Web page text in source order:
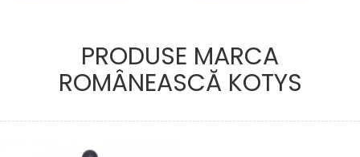
PRODUSE MARCA
ROMÂNEASCĂ KOTYS